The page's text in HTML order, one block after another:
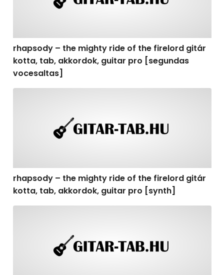
rhapsody – the mighty ride of the firelord gitár
kotta, tab, akkordok, guitar pro [segundas
vocesaltas]
rhapsody – the mighty ride of the firelord gitár
kotta, tab, akkordok, guitar pro [synth]